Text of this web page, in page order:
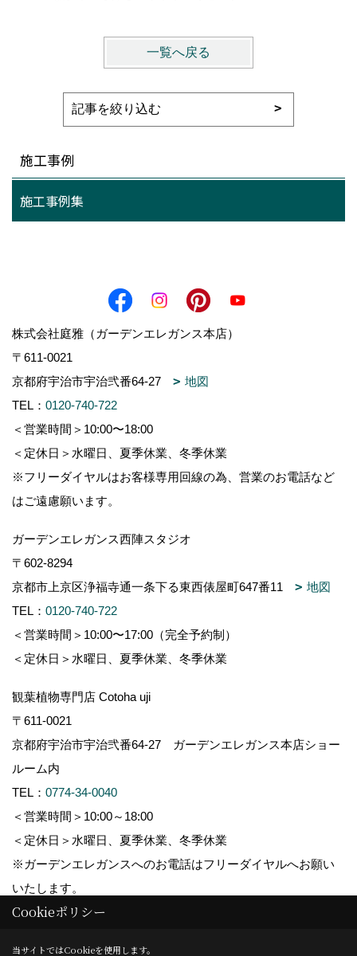
一覧へ戻る
施工事例
施工事例集
株式会社庭雅（ガーデンエレガンス本店）
〒611-0021
京都府宇治市宇治弐番64-27
地図
TEL： 0120-740-722
＜営業時間＞10:00〜18:00
＜定休日＞水曜日、夏季休業、冬季休業
※フリーダイヤルはお客様専用回線の為、営業のお電話など
はご遠慮願います。
ガーデンエレガンス西陣スタジオ
〒602-8294
京都市上京区浄福寺通一条下る東西俵屋町647番11
地図
TEL： 0120-740-722
＜営業時間＞10:00〜17:00（完全予約制）
＜定休日＞水曜日、夏季休業、冬季休業
観葉植物専門店 Cotoha uji
〒611-0021
京都府宇治市宇治弐番64-27 ガーデンエレガンス本店ショー
ルーム内
TEL： 0774-34-0040
＜営業時間＞10:00～18:00
＜定休日＞水曜日、夏季休業、冬季休業
※ガーデンエレガンスへのお電話はフリーダイヤルへお願い
いたします。
Copyright (c) GARDEN ELEGANCE. All Rights Reserved.
_
Cookieポリシー
当サイトではCookieを使用します。